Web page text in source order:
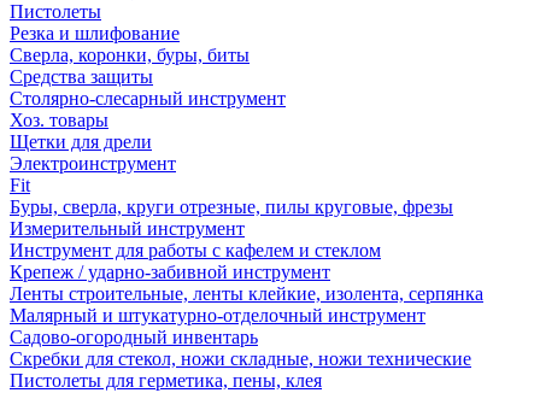
Пистолеты
Резка и шлифование
Сверла, коронки, буры, биты
Средства защиты
Столярно-слесарный инструмент
Хоз. товары
Щетки для дрели
Электроинструмент
Fit
Буры, сверла, круги отрезные, пилы круговые, фрезы
Измерительный инструмент
Инструмент для работы с кафелем и стеклом
Крепеж / ударно-забивной инструмент
Ленты строительные, ленты клейкие, изолента, серпянка
Малярный и штукатурно-отделочный инструмент
Садово-огородный инвентарь
Скребки для стекол, ножи складные, ножи технические
Пистолеты для герметика, пены, клея